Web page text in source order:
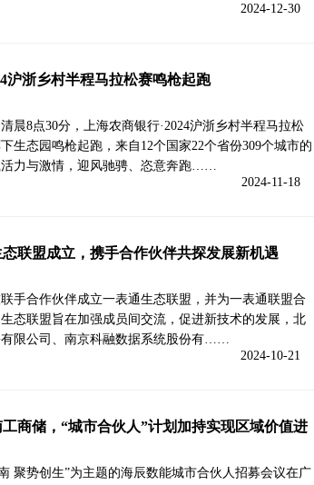
2024-12-30
沪浙乡村半程马拉松赛鸣枪起跑
晨8点30分，上海农商银行·2024沪浙乡村半程马拉松
生态园鸣枪起跑，来自12个国家22个省份309个城市的
活力与激情，迎风驰骋、恣意奔跑……
2024-11-18
联盟成立，携手合作伙伴共探发展新机遇
手合作伙伴成立一表通生态联盟，并为一表通联盟合
态联盟旨在加强成员间交流，促进新技术的发展，北
限公司、南京科融数据系统股份有……
2024-10-21
商储，“城市合伙人”计划加持实现区域价值进
聚势创生”为主题的海辰数能城市合伙人招募会议在广